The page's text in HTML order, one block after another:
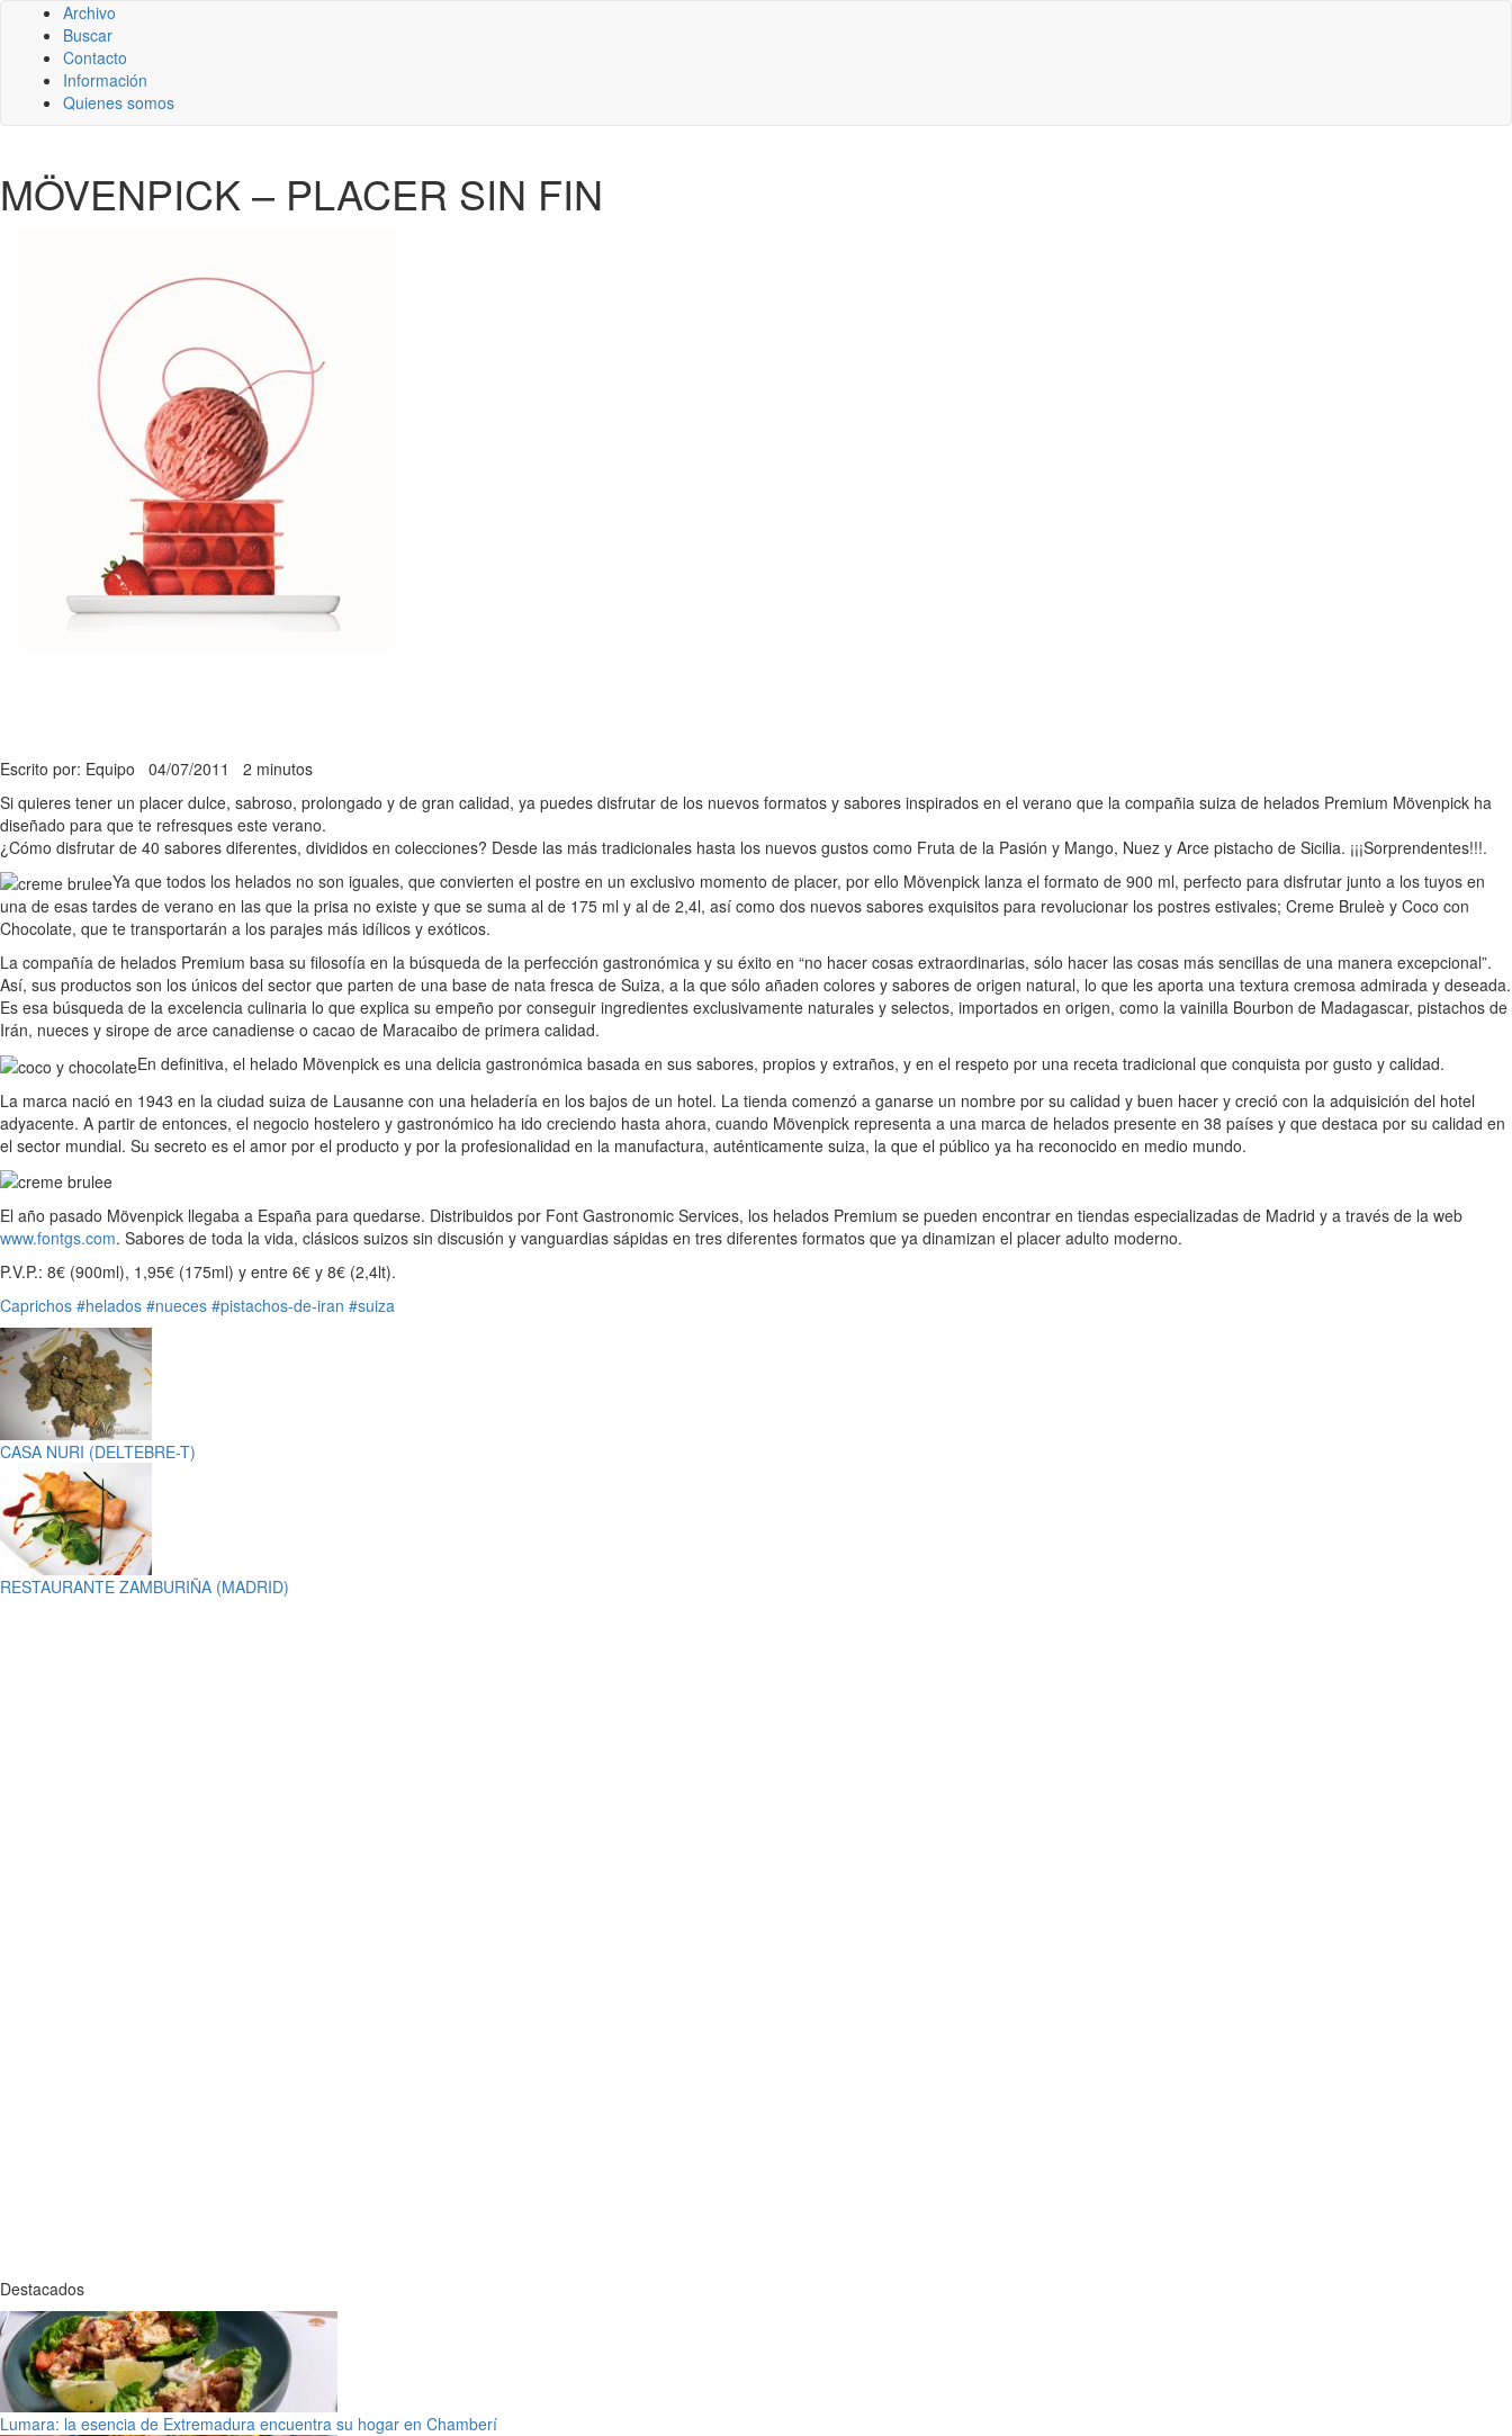
Archivo
Buscar
Contacto
Información
Quienes somos
MÖVENPICK – PLACER SIN FIN
Escrito por: Equipo 04/07/2011 2 minutos
Si quieres tener un placer dulce, sabroso, prolongado y de gran calidad, ya puedes disfrutar de los nuevos formatos y sabores inspirados en el verano que la compañia suiza de helados Premium Mövenpick ha
diseñado para que te refresques este verano.
¿Cómo disfrutar de 40 sabores diferentes, divididos en colecciones? Desde las más tradicionales hasta los nuevos gustos como Fruta de la Pasión y Mango, Nuez y Arce pistacho de Sicilia. ¡¡¡Sorprendentes!!!.
Ya que todos los helados no son iguales, que convierten el postre en un exclusivo momento de placer, por ello Mövenpick lanza el formato de 900 ml, perfecto para disfrutar junto a los tuyos en
una de esas tardes de verano en las que la prisa no existe y que se suma al de 175 ml y al de 2,4l, así como dos nuevos sabores exquisitos para revolucionar los postres estivales; Creme Bruleè y Coco con
Chocolate, que te transportarán a los parajes más idílicos y exóticos.
La compañía de helados Premium basa su filosofía en la búsqueda de la perfección gastronómica y su éxito en “no hacer cosas extraordinarias, sólo hacer las cosas más sencillas de una manera excepcional”.
Así, sus productos son los únicos del sector que parten de una base de nata fresca de Suiza, a la que sólo añaden colores y sabores de origen natural, lo que les aporta una textura cremosa admirada y deseada.
Es esa búsqueda de la excelencia culinaria lo que explica su empeño por conseguir ingredientes exclusivamente naturales y selectos, importados en origen, como la vainilla Bourbon de Madagascar, pistachos de
Irán, nueces y sirope de arce canadiense o cacao de Maracaibo de primera calidad.
En definitiva, el helado Mövenpick es una delicia gastronómica basada en sus sabores, propios y extraños, y en el respeto por una receta tradicional que conquista por gusto y calidad.
La marca nació en 1943 en la ciudad suiza de Lausanne con una heladería en los bajos de un hotel. La tienda comenzó a ganarse un nombre por su calidad y buen hacer y creció con la adquisición del hotel
adyacente. A partir de entonces, el negocio hostelero y gastronómico ha ido creciendo hasta ahora, cuando Mövenpick representa a una marca de helados presente en 38 países y que destaca por su calidad en
el sector mundial. Su secreto es el amor por el producto y por la profesionalidad en la manufactura, auténticamente suiza, la que el público ya ha reconocido en medio mundo.
El año pasado Mövenpick llegaba a España para quedarse. Distribuidos por Font Gastronomic Services, los helados Premium se pueden encontrar en tiendas especializadas de Madrid y a través de la web
www.fontgs.com. Sabores de toda la vida, clásicos suizos sin discusión y vanguardias sápidas en tres diferentes formatos que ya dinamizan el placer adulto moderno.
P.V.P.: 8€ (900ml), 1,95€ (175ml) y entre 6€ y 8€ (2,4lt).
Caprichos #helados #nueces #pistachos-de-iran #suiza
CASA NURI (DELTEBRE-T)
RESTAURANTE ZAMBURIÑA (MADRID)
Destacados
Lumara: la esencia de Extremadura encuentra su hogar en Chamberí